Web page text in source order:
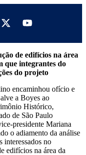
de edifícios na área
que integrantes do
do projeto
encaminhou ofício e
a Boyes ao
Histórico,
de São Paulo
presidente Mariana
o adiamento da análise
interessados no
edifícios na área da